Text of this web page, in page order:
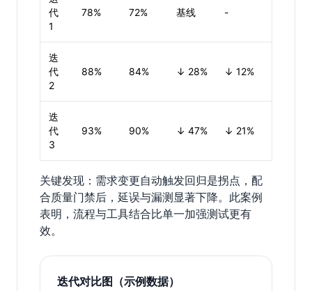
代
1
78% 72% 基线 -
迭
代
2
88% 84% ↓ 28% ↓ 12%
迭
代
3
93% 90% ↓ 47% ↓ 21%
关键发现：需求变更自动触发回归是拐点，配
合质量门禁后，延误与漏测显著下降。此案例
表明，流程与工具结合比单一加强测试更有
效。
迭代对比图（示例数据）